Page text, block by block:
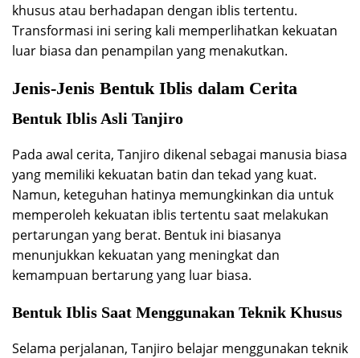
khusus atau berhadapan dengan iblis tertentu.
Transformasi ini sering kali memperlihatkan kekuatan
luar biasa dan penampilan yang menakutkan.
Jenis-Jenis Bentuk Iblis dalam Cerita
Bentuk Iblis Asli Tanjiro
Pada awal cerita, Tanjiro dikenal sebagai manusia biasa
yang memiliki kekuatan batin dan tekad yang kuat.
Namun, keteguhan hatinya memungkinkan dia untuk
memperoleh kekuatan iblis tertentu saat melakukan
pertarungan yang berat. Bentuk ini biasanya
menunjukkan kekuatan yang meningkat dan
kemampuan bertarung yang luar biasa.
Bentuk Iblis Saat Menggunakan Teknik Khusus
Selama perjalanan, Tanjiro belajar menggunakan teknik